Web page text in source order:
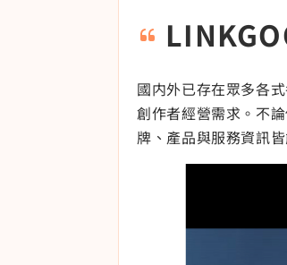
國内外已存在眾多各
創作者經營需求。不
牌、產品與服務資訊